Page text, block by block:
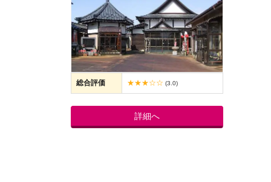
総合評価 ★★★☆☆ (3.0)
詳細へ